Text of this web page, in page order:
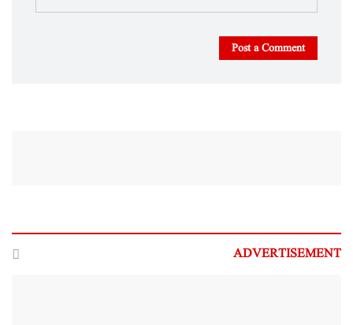
Post a Comment
ADVERTISEMENT